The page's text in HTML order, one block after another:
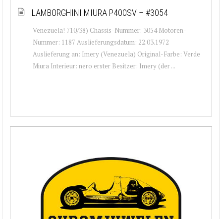
LAMBORGHINI MIURA P400SV – #3054
Venezuela! 710/38) Chassis-Nummer: 3054 Motoren-
Nummer: 1187 Auslieferungsdatum: 22.03.1972
Auslieferung an: Imery (Venezuela) Original-Farbe: Verde
Miura Interieur: nero erster Besitzer: Imery (der ...